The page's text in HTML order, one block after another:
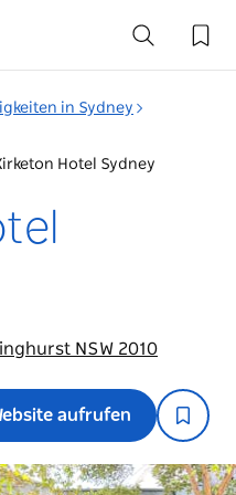
in Sydney
Hotel Sydney
NSW 2010
aufrufen